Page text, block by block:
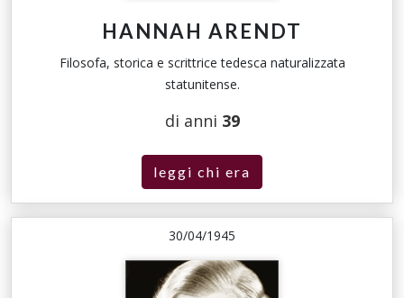
HANNAH ARENDT
Filosofa, storica e scrittrice tedesca naturalizzata
statunitense.
di anni 39
leggi chi era
30/04/1945